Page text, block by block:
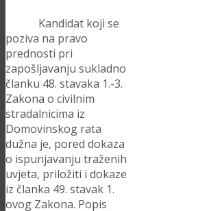
Kandidat koji se
poziva na pravo
prednosti pri
zapošljavanju sukladno
članku 48. stavaka 1.-3.
Zakona o civilnim
stradalnicima iz
Domovinskog rata
dužna je, pored dokaza
o ispunjavanju traženih
uvjeta, priložiti i dokaze
iz članka 49. stavak 1.
ovog Zakona. Popis